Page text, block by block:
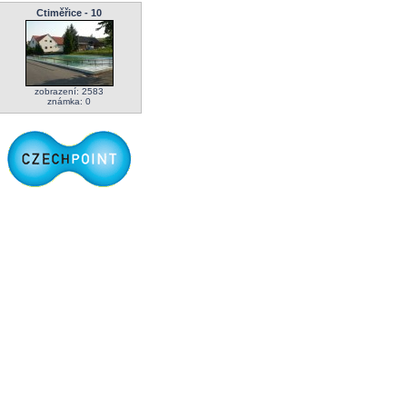
Ctiměřice - 10
zobrazení: 2583
známka: 0